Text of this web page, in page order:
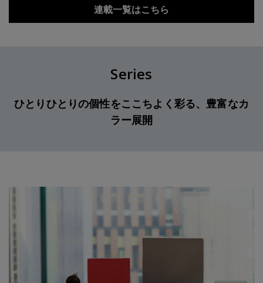
連載一覧はこちら
Series
ひとりひとりの個性をここちよく彩る、豊富なカ
ラー展開